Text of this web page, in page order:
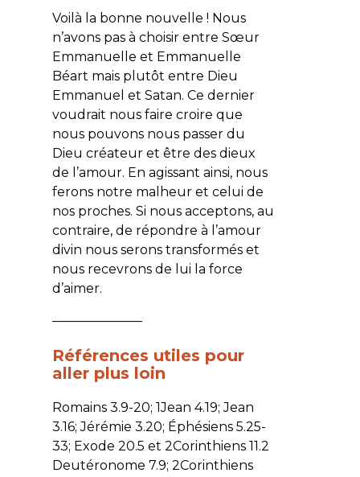
Voilà la bonne nouvelle ! Nous
n’avons pas à choisir entre Sœur
Emmanuelle et Emmanuelle
Béart mais plutôt entre Dieu
Emmanuel et Satan. Ce dernier
voudrait nous faire croire que
nous pouvons nous passer du
Dieu créateur et être des dieux
de l’amour. En agissant ainsi, nous
ferons notre malheur et celui de
nos proches. Si nous acceptons, au
contraire, de répondre à l’amour
divin nous serons transformés et
nous recevrons de lui la force
d’aimer.
———————
Références utiles pour
aller plus loin
Romains 3.9-20; 1Jean 4.19; Jean
3.16; Jérémie 3.20; Éphésiens 5.25-
33; Exode 20.5 et 2Corinthiens 11.2
Deutéronome 7.9; 2Corinthiens